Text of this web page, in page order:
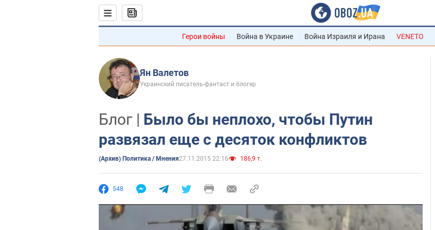
Герои войны Война в Украине Война Израиля и Ирана VENETO
Ян Валетов
Украинский писатель-фантаст и блогер
Блог | Было бы неплохо, чтобы Путин
развязал еще с десяток конфликтов
(Архив) Политика / Мнения27.11.2015 22:16 186,9 т.
548